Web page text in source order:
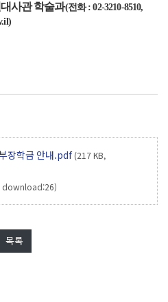
사관 학술과(전화 : 02-3210-8510,
장학금 안내.pdf (217 KB,
download:26)
목록